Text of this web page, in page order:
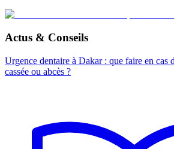
Actus & Conseils
Urgence dentaire à Dakar : que faire en cas
cassée ou abcès ?